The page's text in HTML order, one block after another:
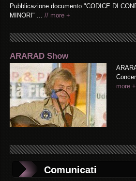
Pubblicazione documento "CODICE DI
MINORI" ... // more +
ARARAD Show
more +
Comunicati